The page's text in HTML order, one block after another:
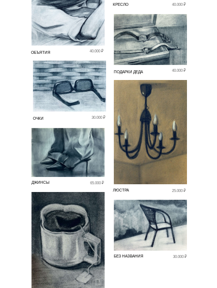
КРЕСЛО 40.000 ₽
ПОДАРКИ ДЕДА 40.000 ₽
ОЧКИ 30.000 ₽
ДЖИНСЫ 65.000 ₽
БЕЗ НАЗВАНИЯ 30.000 ₽
ЛЮСТРА 25.000 ₽
ОБЪЯТИЯ 40.000 ₽